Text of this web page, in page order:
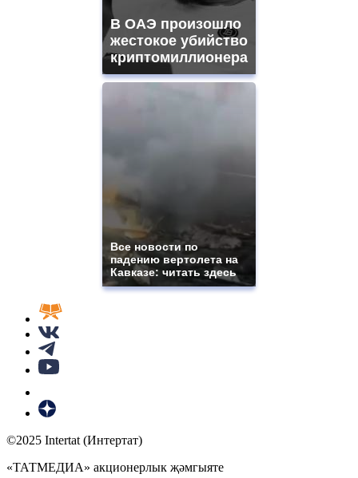
В ОАЭ произошло
жестокое убийство
криптомиллионера
Все новости по
падению вертолета на
Кавказе: читать здесь
©2025 Intertat (Интертат)
«ТАТМЕДИА» акционерлык җәмгыяте